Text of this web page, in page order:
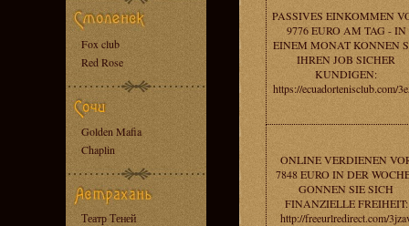
Fox club
Red Rose
Golden Mafia
Chaplin
Театр Теней
PASSIVES EINKOMMEN
9776 EURO AM TAG - IN
EINEM MONAT KONNEN
IHREN JOB SICHER
KUNDIGEN:
https://ecuadortenisclub.com/
ONLINE VERDIENEN
7848 EURO IN DER
GONNEN SIE SICH
FINANZIELLE FREIHEIT:
http://freeurlredirect.com/